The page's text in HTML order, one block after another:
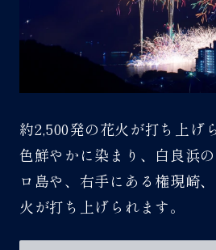
約2,500発の花火が打ち上げ
色鮮やかに染まり、白良浜
ロ島や、右手にある権現崎
火が打ち上げられます。